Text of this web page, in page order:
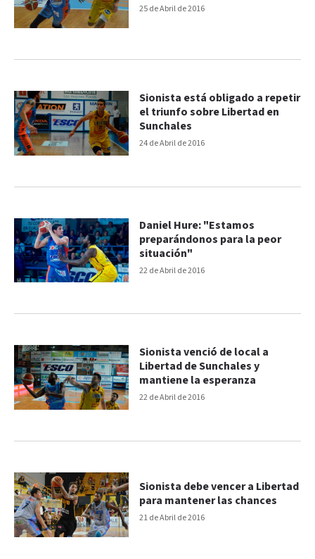
25 de Abril de 2016
24 de Abril de 2016
Sionista está obligado a repetir
el triunfo sobre Libertad en
Sunchales
22 de Abril de 2016
Daniel Hure: "Estamos
preparándonos para la peor
situación"
22 de Abril de 2016
Sionista venció de local a
Libertad de Sunchales y
mantiene la esperanza
21 de Abril de 2016
Sionista debe vencer a Libertad
para mantener las chances